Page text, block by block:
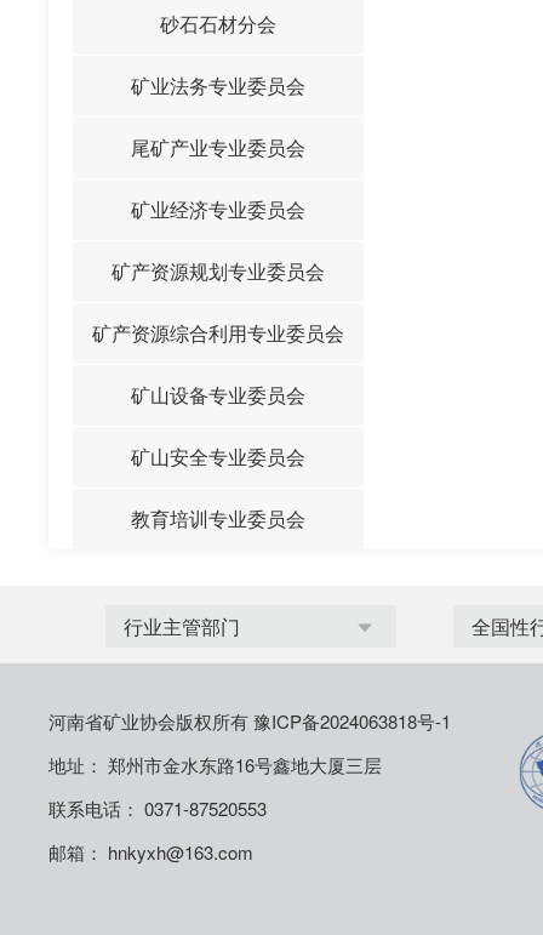
砂石石材分会
矿业法务专业委员会
尾矿产业专业委员会
矿业经济专业委员会
矿产资源规划专业委员会
矿产资源综合利用专业委员会
矿山设备专业委员会
矿山安全专业委员会
教育培训专业委员会
河南省矿业协会版权所有豫ICP备2024063818号-1
地址： 郑州市金水东路16号鑫地大厦三层
联系电话： 0371-87520553
邮箱： hnkyxh@163.com